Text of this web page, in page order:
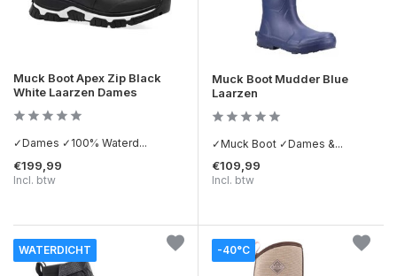
Muck Boot Apex Zip Black
White Laarzen Dames
✓Dames ✓100% Waterd...
€199,99
Incl. btw
Muck Boot Mudder Blue
Laarzen
✓Muck Boot ✓Dames &...
€109,99
Incl. btw
WATERDICHT -40°C